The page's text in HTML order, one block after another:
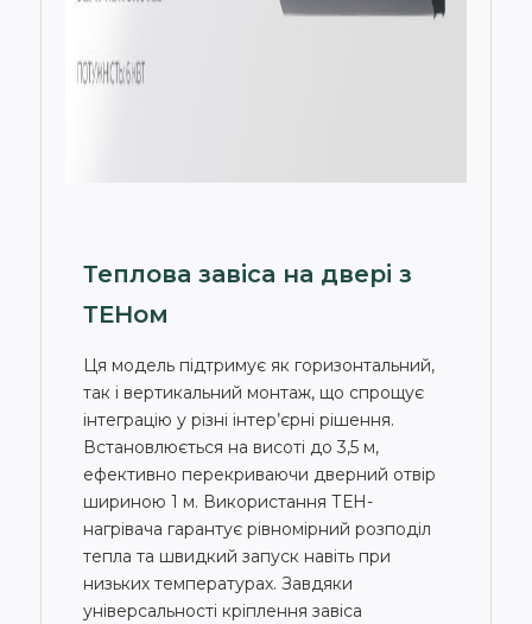
Теплова завіса на двері з
ТЕНом
Ця модель підтримує як горизонтальний,
так і вертикальний монтаж, що спрощує
інтеграцію у різні інтер’єрні рішення.
Встановлюється на висоті до 3,5 м,
ефективно перекриваючи дверний отвір
шириною 1 м. Використання ТЕН-
нагрівача гарантує рівномірний розподіл
тепла та швидкий запуск навіть при
низьких температурах. Завдяки
універсальності кріплення завіса